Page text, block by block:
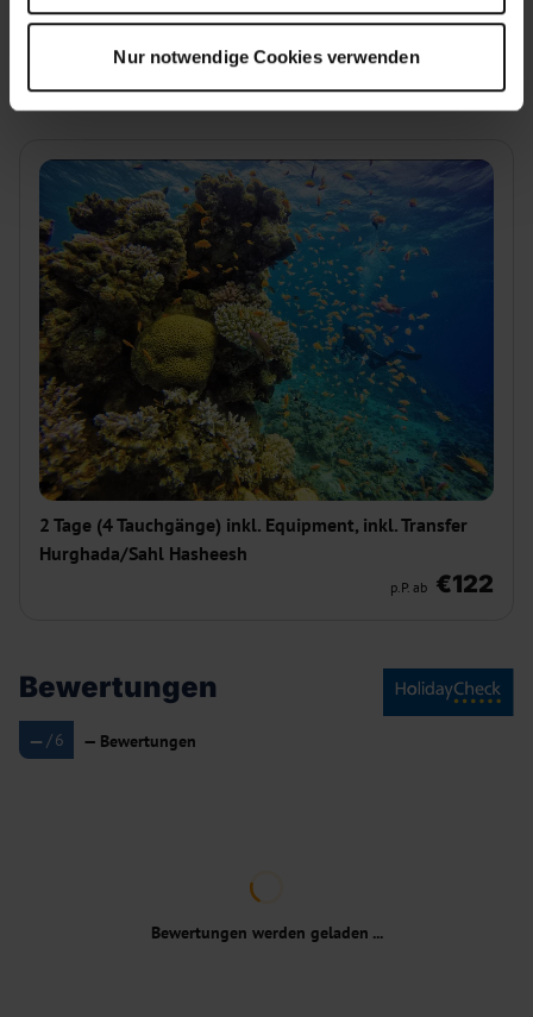
Nur notwendige Cookies verwenden
4 Tage (8 Tauchgänge) inkl. Equipment, inkl. Transfer
2 Tage (4 Tauchgänge) inkl. Equipment, inkl. Transfer
Hurghada/Sahl Hasheesh
p.P. ab €122
Bewertungen
— /6 — Bewertungen
Bewertungen werden geladen ...